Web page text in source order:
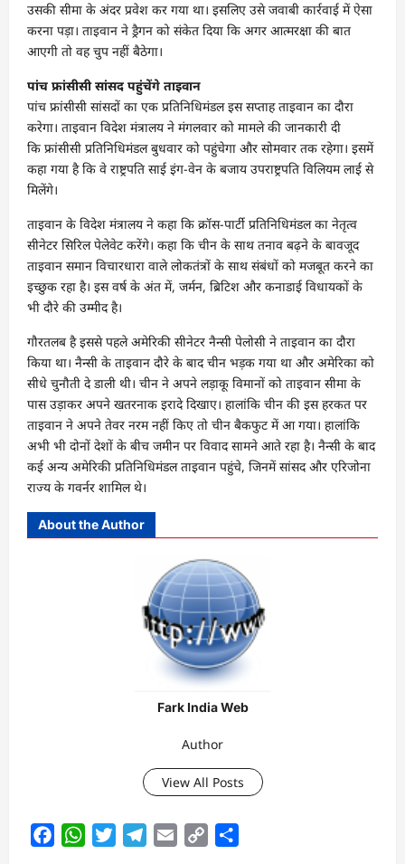
उसकी सीमा के अंदर प्रवेश कर गया था। इसलिए उसे जवाबी कार्रवाई में ऐसा
करना पड़ा। ताइवान ने ड्रैगन को संकेत दिया कि अगर आत्मरक्षा की बात
आएगी तो वह चुप नहीं बैठेगा।
पांच फ्रांसीसी सांसद पहुंचेंगे ताइवान
पांच फ्रांसीसी सांसदों का एक प्रतिनिधिमंडल इस सप्ताह ताइवान का दौरा
करेगा। ताइवान विदेश मंत्रालय ने मंगलवार को मामले की जानकारी दी
कि फ्रांसीसी प्रतिनिधिमंडल बुधवार को पहुंचेगा और सोमवार तक रहेगा। इसमें
कहा गया है कि वे राष्ट्रपति साई इंग-वेन के बजाय उपराष्ट्रपति विलियम लाई से
मिलेंगे।
ताइवान के विदेश मंत्रालय ने कहा कि क्रॉस-पार्टी प्रतिनिधिमंडल का नेतृत्व
सीनेटर सिरिल पेलेवेट करेंगे। कहा कि चीन के साथ तनाव बढ़ने के बावजूद
ताइवान समान विचारधारा वाले लोकतंत्रों के साथ संबंधों को मजबूत करने का
इच्छुक रहा है। इस वर्ष के अंत में, जर्मन, ब्रिटिश और कनाडाई विधायकों के
भी दौरे की उम्मीद है।
गौरतलब है इससे पहले अमेरिकी सीनेटर नैन्सी पेलोसी ने ताइवान का दौरा
किया था। नैन्सी के ताइवान दौरे के बाद चीन भड़क गया था और अमेरिका को
सीधे चुनौती दे डाली थी। चीन ने अपने लड़ाकू विमानों को ताइवान सीमा के
पास उड़ाकर अपने खतरनाक इरादे दिखाए। हालांकि चीन की इस हरकत पर
ताइवान ने अपने तेवर नरम नहीं किए तो चीन बैकफुट में आ गया। हालांकि
अभी भी दोनों देशों के बीच जमीन पर विवाद सामने आते रहा है। नैन्सी के बाद
कई अन्य अमेरिकी प्रतिनिधिमंडल ताइवान पहुंचे, जिनमें सांसद और एरिजोना
राज्य के गवर्नर शामिल थे।
About the Author
Fark India Web
Author
View All Posts
FacebookWhatsAppTwitterTelegram
Email
Copy